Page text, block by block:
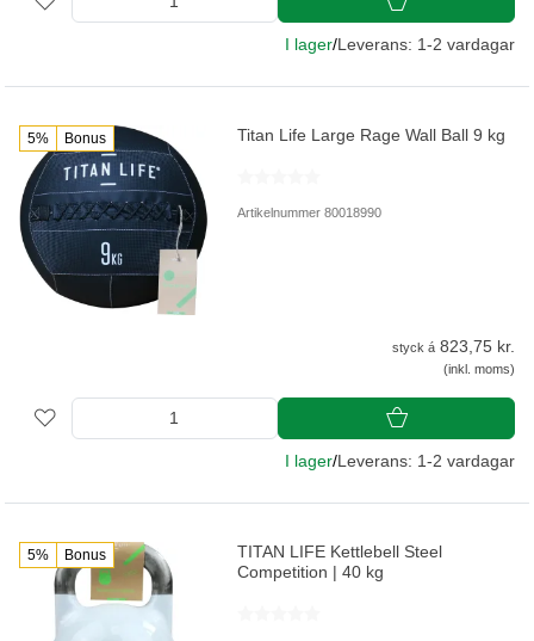
I lager/Leverans: 1-2 vardagar
5% Bonus Titan Life Large Rage Wall Ball 9 kg
Artikelnummer 80018990
styck á 823,75 kr.
(inkl. moms)
I lager/Leverans: 1-2 vardagar
5% Bonus
TITAN LIFE Kettlebell Steel
Competition | 40 kg